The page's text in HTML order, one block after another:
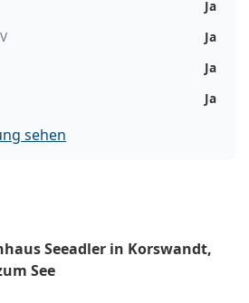
Ja
Ja
Ja
Ja
sehen
Seeadler in Korswandt,
See